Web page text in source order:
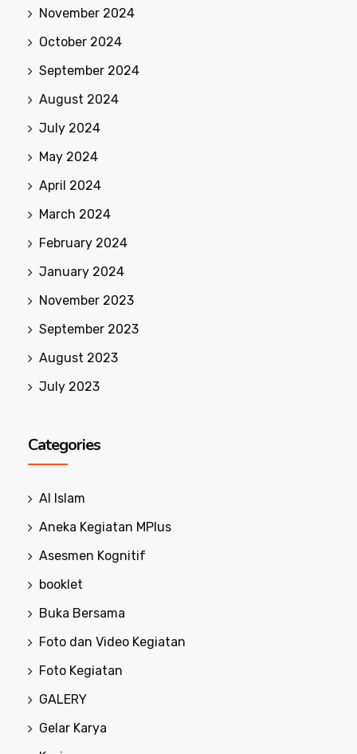
November 2024
October 2024
September 2024
August 2024
July 2024
May 2024
April 2024
March 2024
February 2024
January 2024
November 2023
September 2023
August 2023
July 2023
Categories
Al Islam
Aneka Kegiatan MPlus
Asesmen Kognitif
booklet
Buka Bersama
Foto dan Video Kegiatan
Foto Kegiatan
GALERY
Gelar Karya